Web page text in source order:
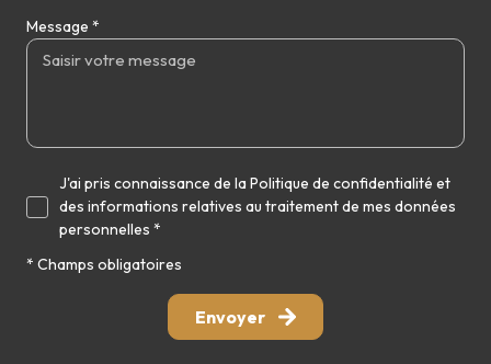
Message *
J'ai pris connaissance de la Politique de confidentialité et
des informations relatives au traitement de mes données
personnelles *
* Champs obligatoires
Envoyer